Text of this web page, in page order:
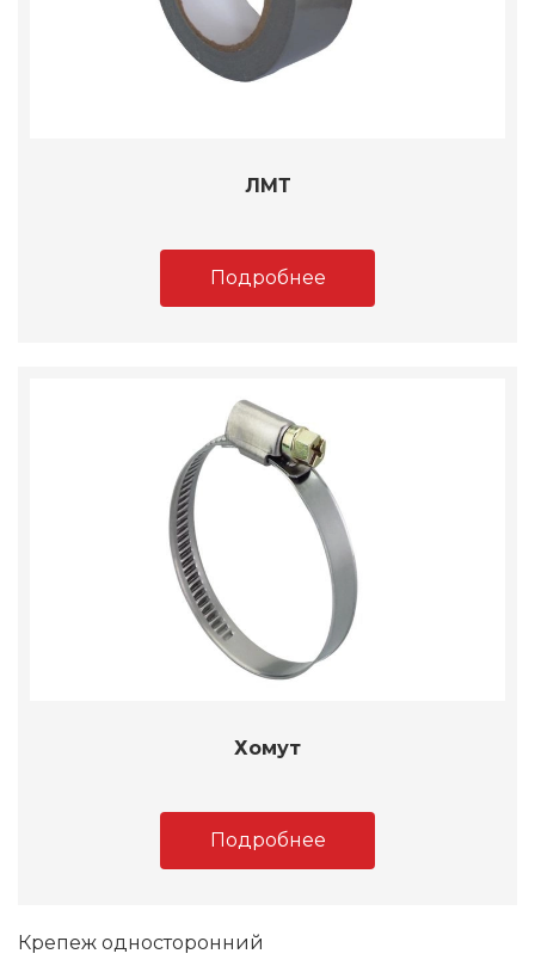
ЛМТ
Подробнее
Хомут
Подробнее
Крепеж односторонний